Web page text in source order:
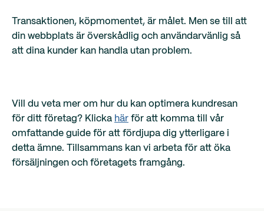
Transaktionen, köpmomentet, är målet. Men se till att
din webbplats är överskådlig och användarvänlig så
att dina kunder kan handla utan problem.
Vill du veta mer om hur du kan optimera kundresan
för ditt företag? Klicka här för att komma till vår
omfattande guide för att fördjupa dig ytterligare i
detta ämne. Tillsammans kan vi arbeta för att öka
försäljningen och företagets framgång.